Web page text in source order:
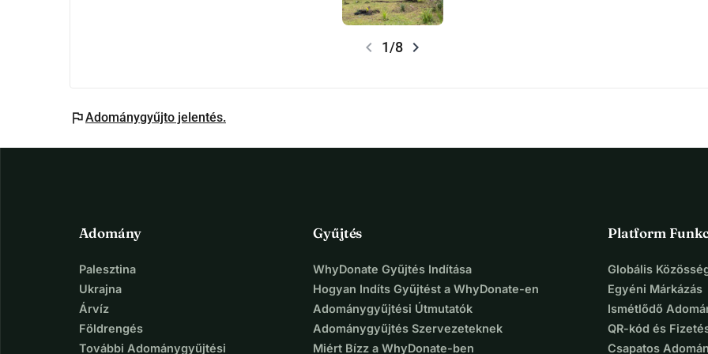
chevron_left 1/8 chevron_right
flagAdománygyűjto jelentés.
Adomány
Palesztina
Ukrajna
Árvíz
Földrengés
További Adománygyűjtési
Gyűjtés
WhyDonate Gyűjtés Indítása
Hogyan Indíts Gyűjtést a WhyDonate-en
Adománygyűjtési Útmutatók
Adománygyűjtés Szervezeteknek
Miért Bízz a WhyDonate-ben
Platform
Globális
Egyéni Márkázás
Ismétlődő
QR-kód és
Csapatos